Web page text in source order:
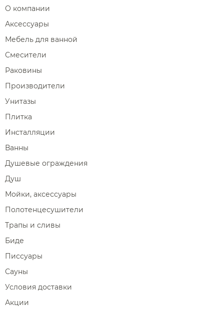
О компании
Аксессуары
Мебель для ванной
Смесители
Раковины
Производители
Унитазы
Плитка
Инсталляции
Ванны
Душевые ограждения
Душ
Мойки, аксессуары
Полотенцесушители
Трапы и сливы
Биде
Писсуары
Сауны
Условия доставки
Акции